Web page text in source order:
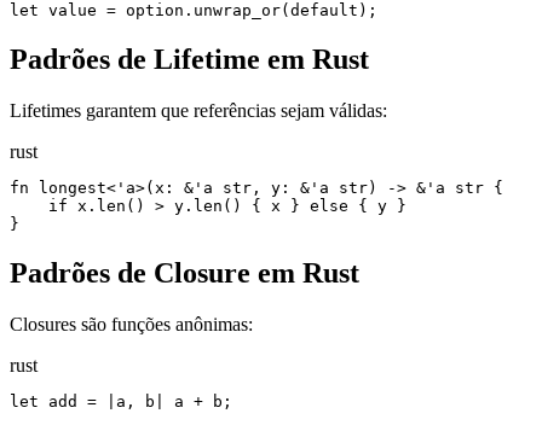
let value = option.unwrap_or(default);
Padrões de Lifetime em Rust
Lifetimes garantem que referências sejam válidas:
rust
fn longest<'a>(x: &'a str, y: &'a str) -> &'a str {
    if x.len() > y.len() { x } else { y }
}
Padrões de Closure em Rust
Closures são funções anônimas:
rust
let add = |a, b| a + b;